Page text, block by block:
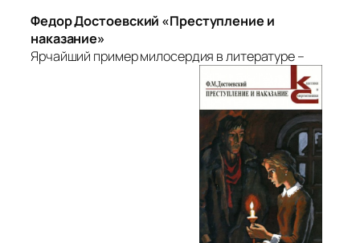
Федор Достоевский «Преступление и
наказание»
Ярчайший пример милосердия в литературе –